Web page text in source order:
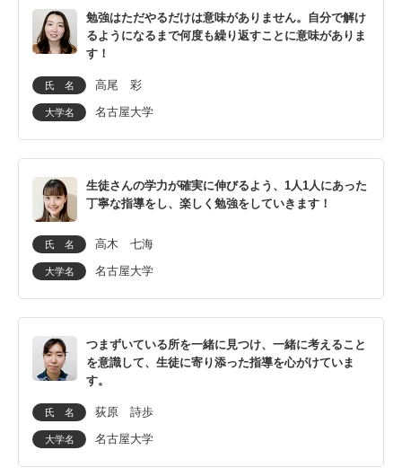
勉強はただやるだけは意味がありません。自分で解け
るようになるまで何度も繰り返すことに意味がありま
す！
氏 名 高尾 彩
大学名 名古屋大学
生徒さんの学力が確実に伸びるよう、1人1人にあった
丁寧な指導をし、楽しく勉強をしていきます！
氏 名 高木 七海
大学名 名古屋大学
つまずいている所を一緒に見つけ、一緒に考えること
を意識して、生徒に寄り添った指導を心がけていま
す。
氏 名 荻原 詩歩
大学名 名古屋大学